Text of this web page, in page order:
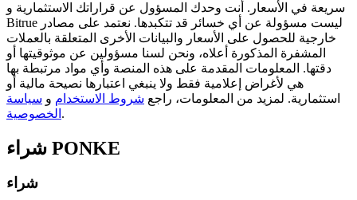
القروض
خدمة الاقتراض المدعومة بالعملات المشفرة
سريعة في الأسعار. أنت وحدك المسؤول عن قراراتك الاستثمارية و
Bitrue ليست مسؤولة عن أي خسائر قد تتكبدها. نعتمد على مصادر
خارجية للحصول على الأسعار والبيانات الأخرى المتعلقة بالعملات
المشفرة المذكورة أعلاه، ونحن لسنا مسؤولين عن موثوقيتها أو
دقتها. المعلومات المقدمة على هذه المنصة وأي مواد مرتبطة بها
هي لأغراض إعلامية فقط ولا ينبغي اعتبارها نصيحة مالية أو
استثمارية. لمزيد من المعلومات، راجع شروط الاستخدام و سياسة
الخصوصية .
شراء PONKE
شراء